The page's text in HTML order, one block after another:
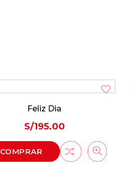
Feliz Dia
S/195.00
COMPRAR